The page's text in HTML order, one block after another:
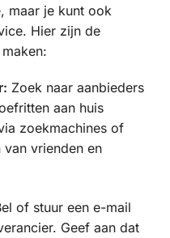
maar je kunt ook
Hier zijn de
Zoek naar aanbieders
aan huis
zoekmachines of
vrienden en
of stuur een e-mail
Geef aan dat